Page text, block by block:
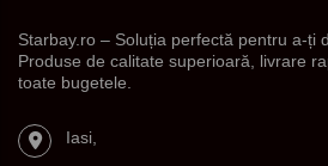
Starbay.ro – Soluția perfectă pentru a-ți
Produse de calitate superioară, livrare
toate bugetele.
Iasi,